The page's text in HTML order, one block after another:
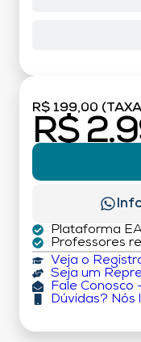
R$ 199,00
R$
Plataforma
Professores
Veja o
Seja um
Fale Conosco
Dúvidas? Nós